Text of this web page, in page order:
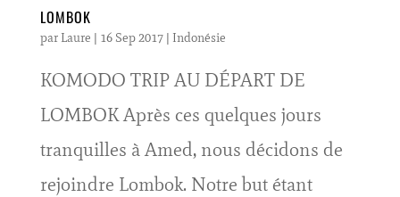
LOMBOK
par Laure | 16 Sep 2017| Indonésie
KOMODO TRIP AU DÉPART DE
LOMBOK Après ces quelques jours
tranquilles à Amed, nous décidons de
rejoindre Lombok. Notre but étant